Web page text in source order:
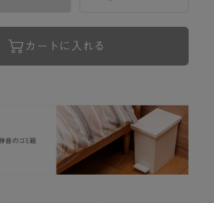
カートに入れる